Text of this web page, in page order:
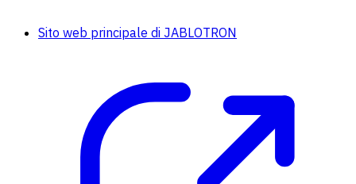
Sito web principale di JABLOTRON